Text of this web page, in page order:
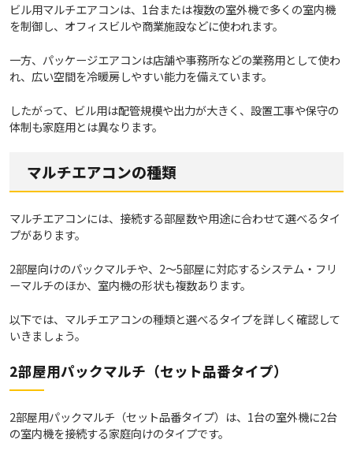
ビル用マルチエアコンは、1台または複数の室外機で多くの室内機
を制御し、オフィスビルや商業施設などに使われます。
一方、パッケージエアコンは店舗や事務所などの業務用として使わ
れ、広い空間を冷暖房しやすい能力を備えています。
したがって、ビル用は配管規模や出力が大きく、設置工事や保守の
体制も家庭用とは異なります。
マルチエアコンの種類
マルチエアコンには、接続する部屋数や用途に合わせて選べるタイ
プがあります。
2部屋向けのパックマルチや、2～5部屋に対応するシステム・フリ
ーマルチのほか、室内機の形状も複数あります。
以下では、マルチエアコンの種類と選べるタイプを詳しく確認して
いきましょう。
2部屋用パックマルチ（セット品番タイプ）
2部屋用パックマルチ（セット品番タイプ）は、1台の室外機に2台
の室内機を接続する家庭向けのタイプです。